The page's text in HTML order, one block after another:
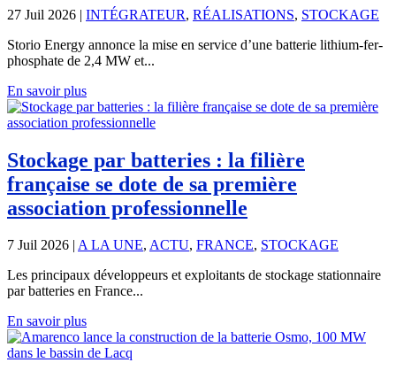
27 Juil 2026 | INTÉGRATEUR, RÉALISATIONS, STOCKAGE
Storio Energy annonce la mise en service d’une batterie lithium-fer-
phosphate de 2,4 MW et...
En savoir plus
Stockage par batteries : la filière
française se dote de sa première
association professionnelle
7 Juil 2026 | A LA UNE, ACTU, FRANCE, STOCKAGE
Les principaux développeurs et exploitants de stockage stationnaire
par batteries en France...
En savoir plus